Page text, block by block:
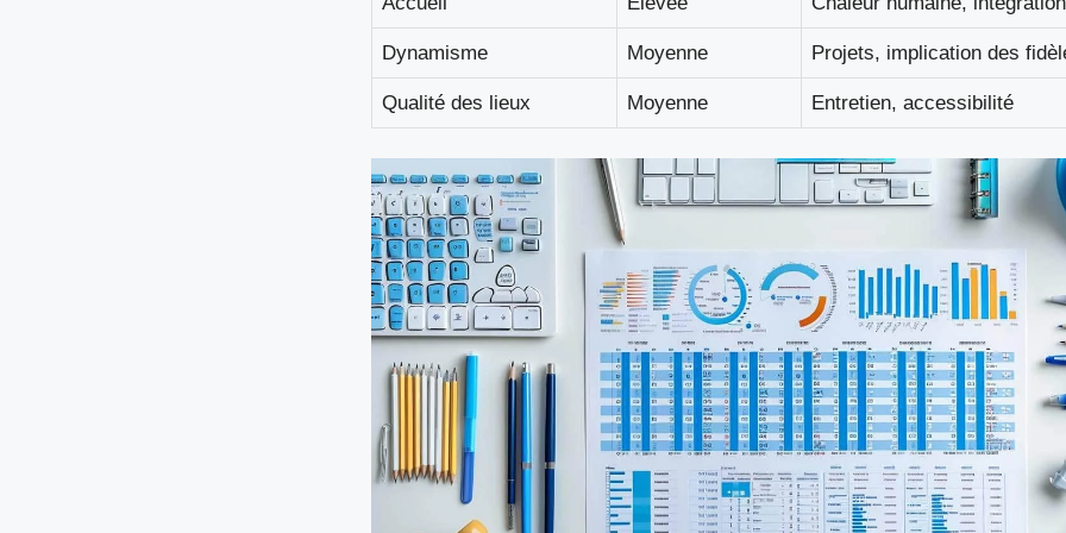
Dynamisme Moyenne Projets, implication des
Qualité des lieux Moyenne Entretien, accessibilité